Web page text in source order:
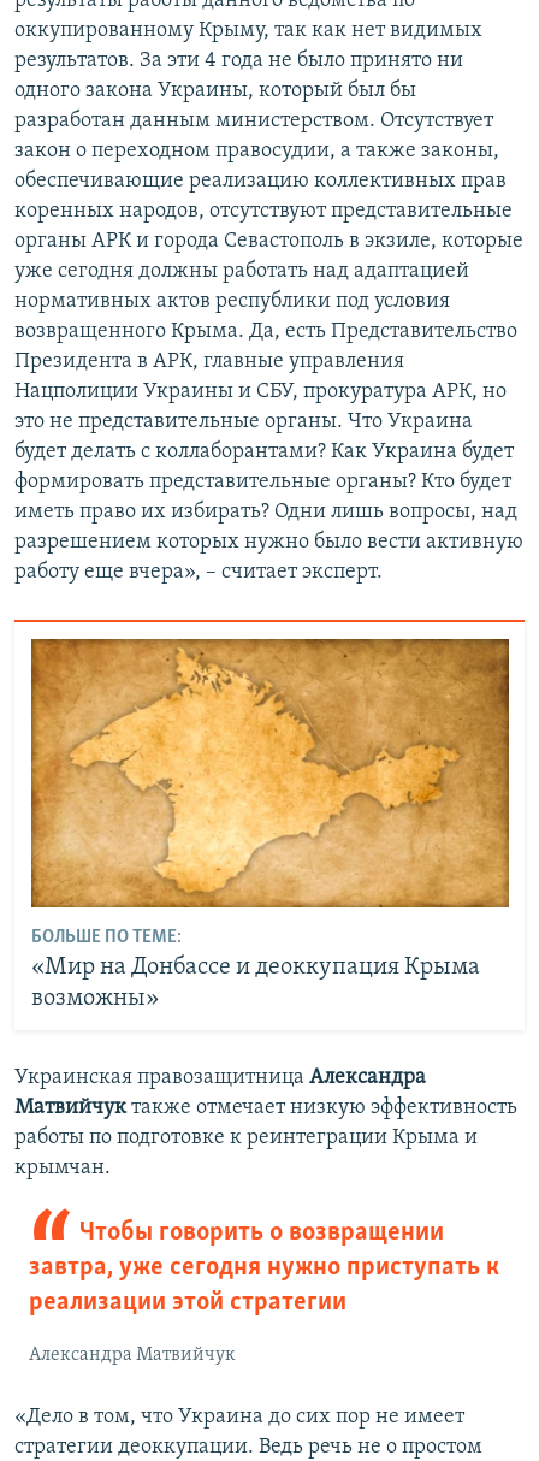
оккупированному Крыму, так как нет видимых
результатов. За эти 4 года не было принято ни
одного закона Украины, который был бы
разработан данным министерством. Отсутствует
закон о переходном правосудии, а также законы,
обеспечивающие реализацию коллективных прав
коренных народов, отсутствуют представительные
органы АРК и города Севастополь в экзиле, которые
уже сегодня должны работать над адаптацией
нормативных актов республики под условия
возвращенного Крыма. Да, есть Представительство
Президента в АРК, главные управления
Нацполиции Украины и СБУ, прокуратура АРК, но
это не представительные органы. Что Украина
будет делать с коллаборантами? Как Украина будет
формировать представительные органы? Кто будет
иметь право их избирать? Одни лишь вопросы, над
разрешением которых нужно было вести активную
работу еще вчера», – считает эксперт.
БОЛЬШЕ ПО ТЕМЕ:
«Мир на Донбассе и деоккупация Крыма
возможны»
Украинская правозащитница Александра
Матвийчуктакже отмечает низкую эффективность
работы по подготовке к реинтеграции Крыма и
крымчан.
Чтобы говорить о возвращении
завтра, уже сегодня нужно приступать к
реализации этой стратегии
Александра Матвийчук
«Дело в том, что Украина до сих пор не имеет
стратегии деоккупации. Ведь речь не о простом